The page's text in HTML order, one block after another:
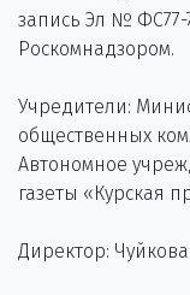
запись Эл № ФС77-
Роскомнадзором.
Учредители:
общественных
Автономное
газеты «Курская
Директор: